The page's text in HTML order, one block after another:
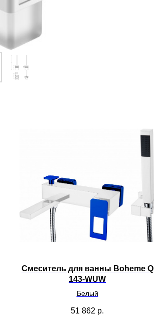
Смеситель для ванны Boheme Q
143-WUW
Белый
51 862 р.